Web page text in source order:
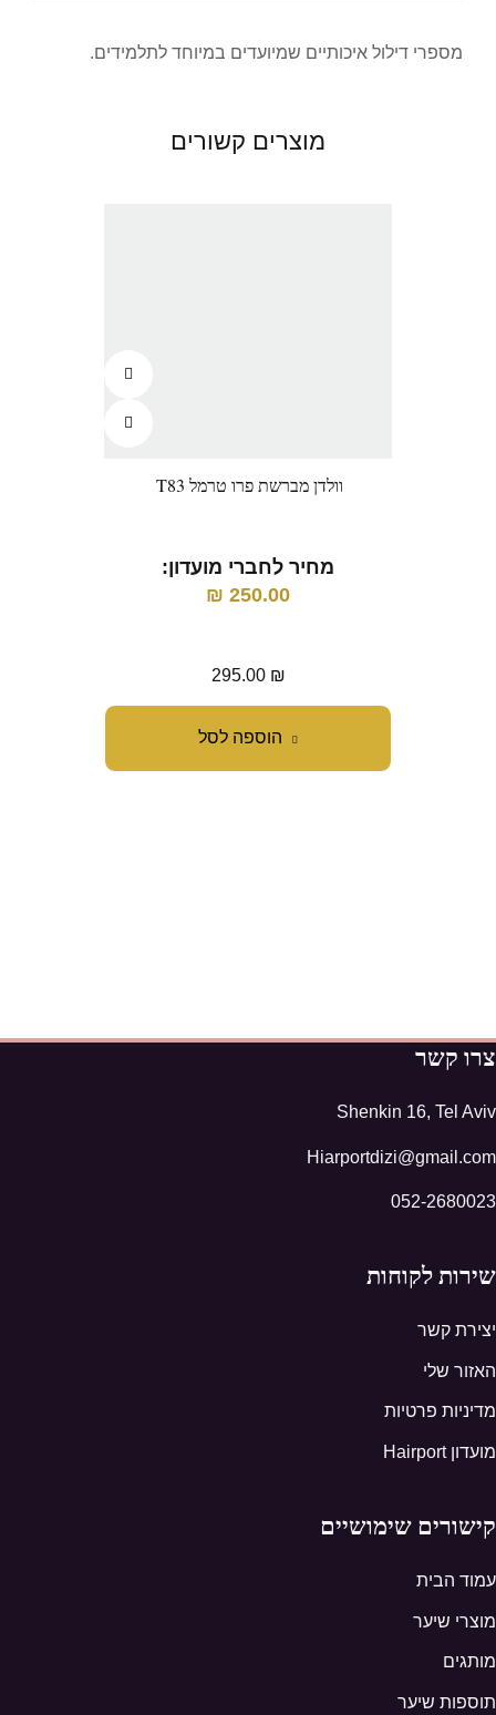
מספרי דילול איכותיים שמיועדים במיוחד לתלמידים.
מוצרים קשורים
הוספה לסל
וולדן מברשת פרו טרמל T83
מחיר לחברי מועדון:
250.00
₪
295.00 ₪
צרו קשר
Shenkin 16, Tel Aviv
Hiarportdizi@gmail.com
052-2680023
שירות לקוחות
יצירת קשר
האזור שלי
מדיניות פרטיות
מועדון Hairport
קישורים שימושיים
עמוד הבית
מוצרי שיער
מותגים
תוספות שיער